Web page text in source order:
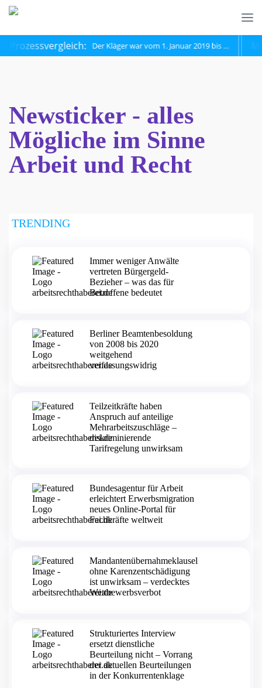
Prozessvergleich: Der Kläger war vom 1. Januar 2019 bis …
Newsticker - alles
Mögliche im Sinne
Arbeit und Recht
TRENDING
Immer weniger Anwälte
vertreten Bürgergeld-
Bezieher – was das für
Betroffene bedeutet
Berliner Beamtenbesoldung
von 2008 bis 2020
weitgehend
verfassungswidrig
Teilzeitkräfte haben
Anspruch auf anteilige
Mehrarbeitszuschläge –
diskriminierende
Tarifregelung unwirksam
Bundesagentur für Arbeit
erleichtert Erwerbsmigration
neues Online-Portal für
Fachkräfte weltweit
Mandantenübernahmeklausel
ohne Karenzentschädigung
ist unwirksam – verdecktes
Wettbewerbsverbot
Strukturiertes Interview
ersetzt dienstliche
Beurteilung nicht – Vorrang
der aktuellen Beurteilungen
in der Konkurrentenklage